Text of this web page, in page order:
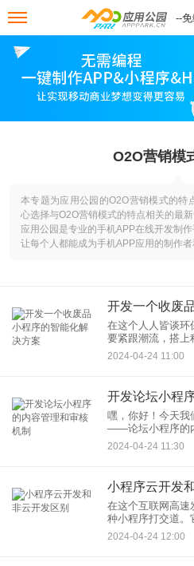
--
O2O营销模
本专题为应用公园的O2O营销模式的特
心选择与O2O营销模式的特点相关的最新
应用公园是专业的手机APP在线开发制
让每个人都能成为手机APP应用的制作者
开发一个收废
在这个人人皆谈环
要紧跟潮流，搭上
身于开发一个收废
造一个智能化小程
2024-04-24 11:00
开发论坛小程
嘿，你好！今天我
——论坛小程序的
要开发论坛小程序
们一起揭开这些机
2024-04-24 11:30
小程序云开发
在这个互联网高速
种小程序打交道。
走到哪里，总能在
是，大家有没有好
2024-04-24 12:00